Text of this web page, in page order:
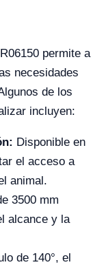
permite a
necesidades
de los
incluyen:
Disponible en
el acceso a
animal.
3500 mm
alcance y la
de 140°, el